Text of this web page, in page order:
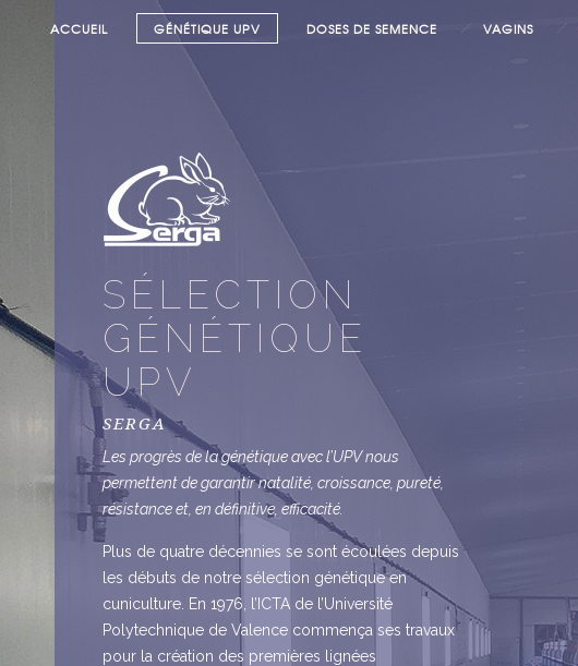
ACCUEIL GÉNÉTIQUE UPV DOSES DE SEMENCE VAGINS
SÉLECTION
GÉNÉTIQUE
UPV
SERGA
Les progrès de la génétique avec l’UPV nous
permettent de garantir natalité, croissance, pureté,
résistance et, en définitive, efficacité.
Plus de quatre décennies se sont écoulées depuis
les débuts de notre sélection génétique en
cuniculture. En 1976, l’ICTA de l’Université
Polytechnique de Valence commença ses travaux
pour la création des premières lignées